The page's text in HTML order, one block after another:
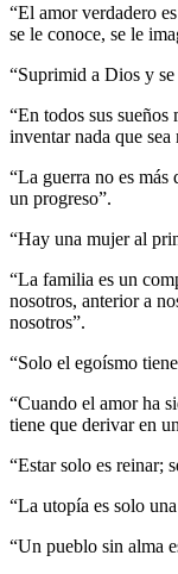
“El amor verdadero
se le conoce, se le
“Suprimid a Dios y
“En todos sus sueños
inventar nada que
“La guerra no es más
un progreso”.
“Hay una mujer al
“La familia es un
nosotros, anterior a
nosotros”.
“Solo el egoísmo
“Cuando el amor ha
tiene que derivar en
“Estar solo es reinar;
“La utopía es solo
“Un pueblo sin alma